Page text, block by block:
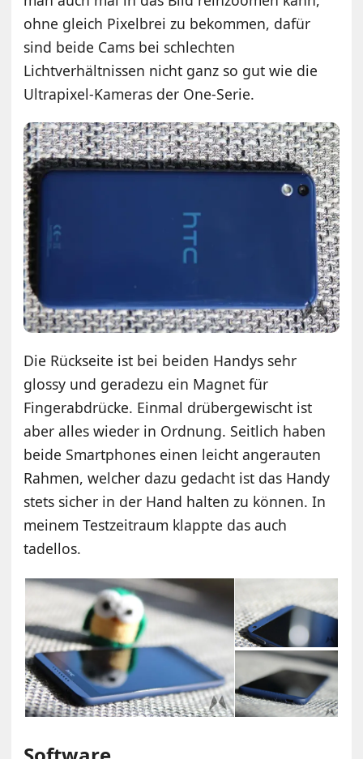
ohne gleich Pixelbrei zu bekommen, dafür
sind beide Cams bei schlechten
Lichtverhältnissen nicht ganz so gut wie die
Ultrapixel-Kameras der One-Serie.
Die Rückseite ist bei beiden Handys sehr
glossy und geradezu ein Magnet für
Fingerabdrücke. Einmal drübergewischt ist
aber alles wieder in Ordnung. Seitlich haben
beide Smartphones einen leicht angerauten
Rahmen, welcher dazu gedacht ist das Handy
stets sicher in der Hand halten zu können. In
meinem Testzeitraum klappte das auch
tadellos.